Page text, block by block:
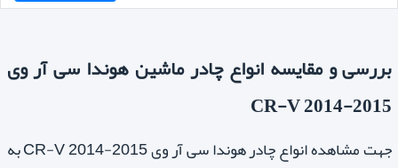
بررسی و مقایسه انواع چادر ماشین هوندا سی آر وی
CR-V 2014-2015
جهت مشاهده انواع چادر هوندا سی آر وی CR-V 2014-2015 به